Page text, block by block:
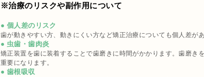
※治療のリスクや副作用について
● 個人差のリスク
歯が動きやすい方、動きにくい方など矯正治療についても個人差が
● 虫歯・歯肉炎
矯正装置を歯に装着することで歯磨きに時間がかかります。歯磨き
重要になります。
● 歯根吸収